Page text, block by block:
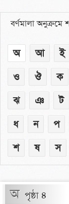
বর্ণমালা অনুক্রমে
অ আ ই
ও
ঔ ক
ঝ
ঞ ট
ধ
ন প
শ
ষ স
অ পৃষ্ঠা ৪